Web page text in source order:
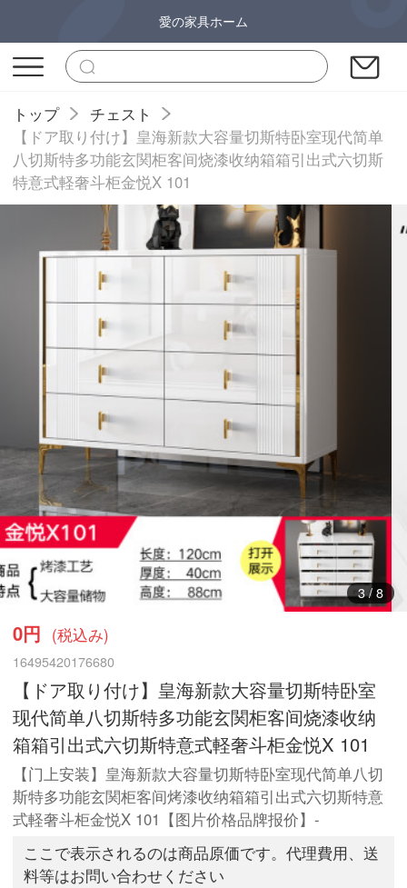
愛の家具ホーム
トップ
チェスト
【ドア取り付け】皇海新款大容量切斯特卧室现代简单
八切斯特多功能玄関柜客间烧漆收纳箱箱引出式六切斯
特意式軽奢斗柜金悦X 101
3/ 8
0円 (税込み)
16495420176680
【ドア取り付け】皇海新款大容量切斯特卧室
现代简单八切斯特多功能玄関柜客间烧漆收纳
箱箱引出式六切斯特意式軽奢斗柜金悦X 101
【门上安装】皇海新款大容量切斯特卧室现代简单八切
斯特多功能玄関柜客间烤漆收纳箱箱引出式六切斯特意
式軽奢斗柜金悦X 101【图片价格品牌报价】-
ここで表示されるのは商品原価です。代理費用、送
料等はお問い合わせください